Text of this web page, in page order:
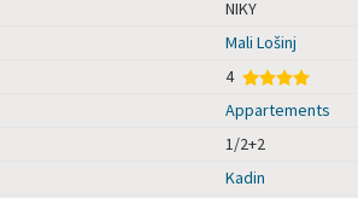
NIKY
Mali Lošinj
4
Appartements
1/2+2
Kadin